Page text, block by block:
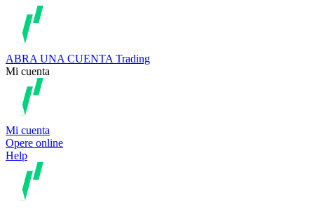
ABRA UNA CUENTA Trading
Mi cuenta
Mi cuenta
Opere online
Help